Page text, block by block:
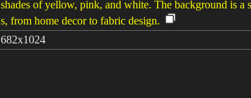
shades of yellow, pink, and white. The background is a
s, from home decor to fabric design.
682x1024